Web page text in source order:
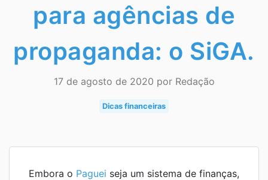
para agências de
propaganda: o SiGA.
17 de agosto de 2020 por Redação
Dicas financeiras
Embora o Paguei seja um sistema de finanças,